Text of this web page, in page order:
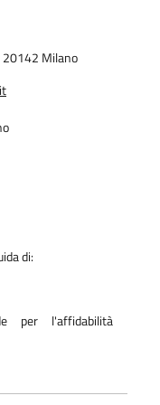
site evaluation”):
dopo
il numero di
necessaria
S.C. di Genetica
di Anatomia
mRNA con
frammenti
Sanger,
condotti su
delle necessità.
20142 Milano
di:
per l'affidabilità